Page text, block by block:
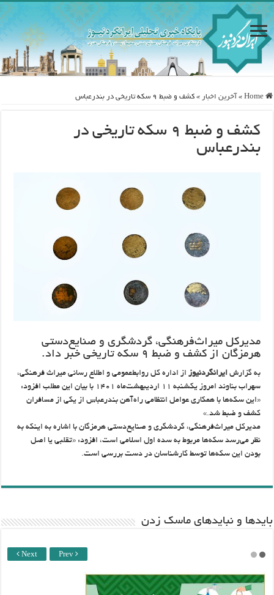
Home
» آخرین اخبار » کشف و ضبط ۹ سکه تاریخی در بندرعباس
کشف و ضبط ۹ سکه تاریخی در
بندرعباس
مدیرکل میراث‌فرهنگی، گردشگری و صنایع‌دستی
هرمزگان از کشف و ضبط ۹ سکه تاریخی خبر داد.
به گزارشایرانگردنیوز از اداره کل روابط‌عمومی و اطلاع رسانی میراث فرهنگی،
سهراب بناوند امروز یکشنبه ۱۱ اردیبهشت‌ماه ۱۴۰۱ با بیان این مطلب افزود:
«این سکه‌ها با همکاری عوامل انتظامی راه‌آهن بندرعباس از یکی از مسافران
کشف و ضبط شد.»
مدیرکل میراث‌فرهنگی، گردشگری و صنایع‌دستی هرمزگان با اشاره به اینکه به
نظر می‌رسد سکه‌ها مربوط به سده اول اسلامی است، افزود: «تقلبی یا اصل
بودن این سکه‌ها توسط کارشناسان در دست بررسی است.
باید‌ها و نبایدهای ماسک زدن
Next Prev